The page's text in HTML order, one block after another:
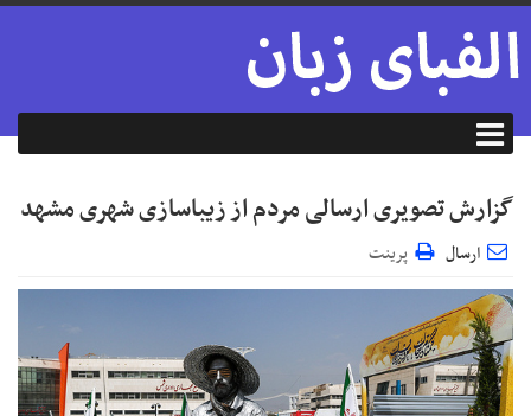
گزارش تصویری ارسالی مردم از زیباسازی شهری مشهد
ارسال پرینت